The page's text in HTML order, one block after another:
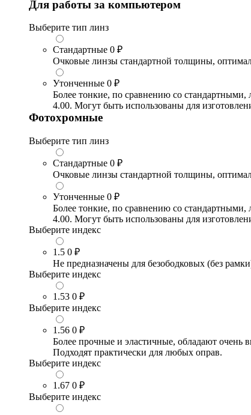
Для работы за компьютером
Выберите тип линз
Стандартные 0 ₽
Очковые линзы стандартной толщины,
Утонченные 0 ₽
Более тонкие, по сравнению со
4.00. Могут быть использованы для
Фотохромные
Выберите тип линз
Стандартные 0 ₽
Очковые линзы стандартной толщины,
Утонченные 0 ₽
Более тонкие, по сравнению со
4.00. Могут быть использованы для
Выберите индекс
1.5 0 ₽
Не предназначены для безободковых (без
Выберите индекс
1.53 0 ₽
Выберите индекс
1.56 0 ₽
Более прочные и эластичные, обладают очень
Подходят практически для любых оправ.
Выберите индекс
1.67 0 ₽
Выберите индекс